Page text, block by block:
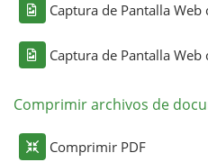
Captura de Pantalla Web
Captura de Pantalla Web
Comprimir archivos de
Comprimir PDF